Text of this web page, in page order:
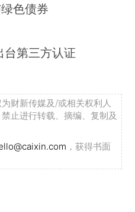
色债券
台第三方认证
财新传媒及/或相关权利人
止进行转载、摘编、复制及
，获得书面